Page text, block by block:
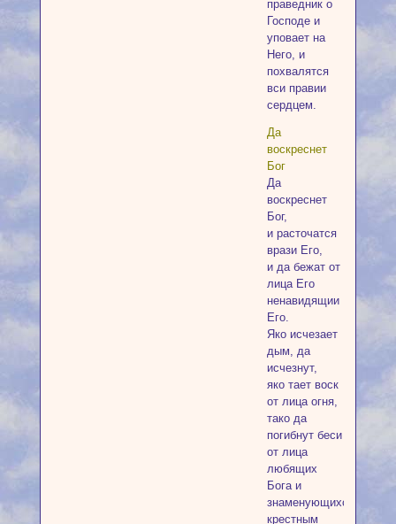
праведник о
Господе и
уповает на
Него, и
похвалятся
вси правии
сердцем.
Да
воскреснет
Бог
Да
воскреснет
Бог,
и расточатся
врази Его,
и да бежат от
лица Его
ненавидящии
Его.
Яко исчезает
дым, да
исчезнут,
яко тает воск
от лица огня,
тако да
погибнут беси
от лица
любящих
Бога и
знаменующихся
крестным